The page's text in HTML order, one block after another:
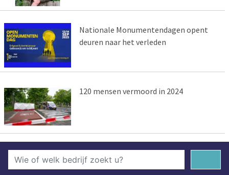
Nationale Monumentendagen opent
deuren naar het verleden
120 mensen vermoord in 2024